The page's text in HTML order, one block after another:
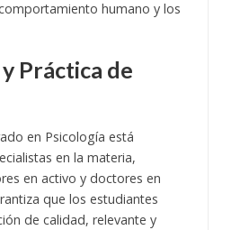
humano y los
Práctica de
en Psicología está
en la materia,
en activo y doctores en
que los estudiantes
de calidad, relevante y